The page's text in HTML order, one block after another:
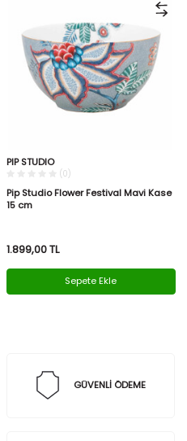
PIP STUDIO
(0)
Pip Studio Flower Festival Mavi Kase
15 cm
1.899,00TL
Sepete Ekle
GÜVENLİ ÖDEME